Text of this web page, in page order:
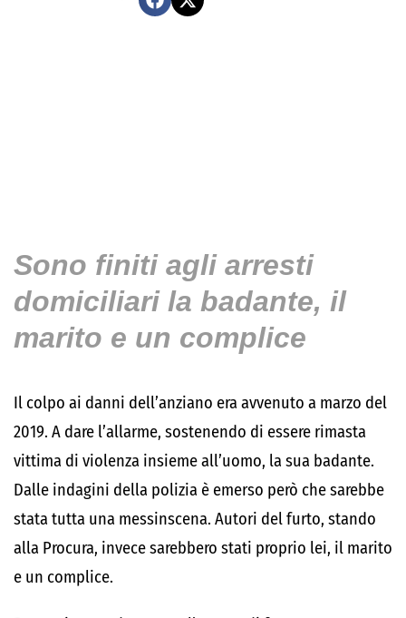
Sono finiti agli arresti
domiciliari la badante, il
marito e un complice
Il colpo ai danni dell’anziano era avvenuto a marzo del
2019. A dare l’allarme, sostenendo di essere rimasta
vittima di violenza insieme all’uomo, la sua badante.
Dalle indagini della polizia è emerso però che sarebbe
stata tutta una messinscena. Autori del furto, stando
alla Procura, invece sarebbero stati proprio lei, il marito
e un complice.